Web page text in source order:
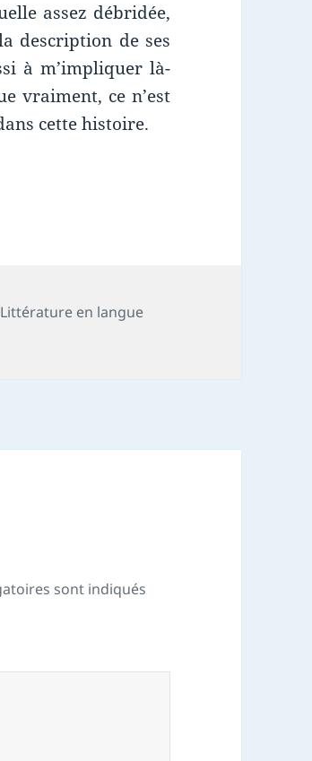
assez débridée,
description de ses
à m’impliquer là-
vraiment, ce n’est
cette histoire.
Littérature en langue
sont indiqués